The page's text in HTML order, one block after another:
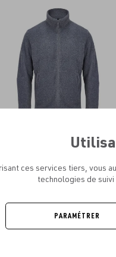
À PARTIR DE 8.45€
ces services tiers, vous
technologies de
PARAMÉTRER